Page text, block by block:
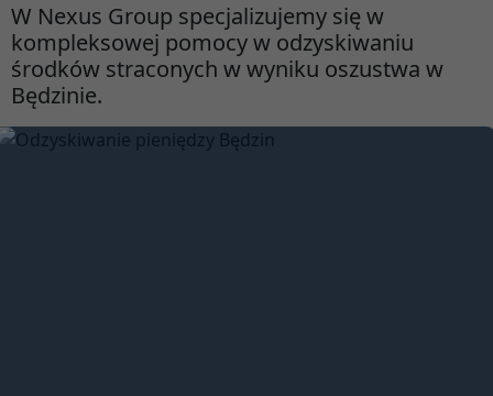
W Nexus Group specjalizujemy się w
kompleksowej pomocy w odzyskiwaniu
środków straconych w wyniku oszustwa w
Będzinie.